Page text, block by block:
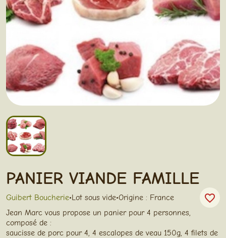
PANIER VIANDE FAMILLE
Guibert Boucherie•Lot sous vide•Origine : France favorite_border
Jean Marc vous propose un panier pour 4 personnes,
composé de :
saucisse de porc pour 4, 4 escalopes de veau 150g, 4 filets de